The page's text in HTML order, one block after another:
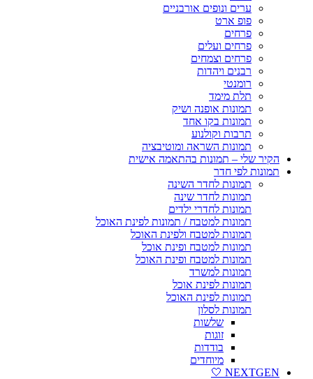
ערים ונופים אורבניים
פופ ארט
פרחים
פרחים ועלים
פרחים וצמחים
רבנים ויהדות
רומנטי
תלת מימד
תמונות אופנה ושיק
תמונות בקו אחד
תרבות וקולנוע
תמונות השראה ומוטיבציה
הקיר שלי – תמונות בהתאמה אישית
תמונות לפי חדר
תמונות לחדר השינה
תמונות לחדר שינה
תמונות לחדרי ילדים
תמונות למטבח / תמונות לפינת האוכל
תמונות למטבח ולפינת האוכל
תמונות למטבח ופינת אוכל
תמונות למטבח ופינת האוכל
תמונות למשרד
תמונות לפינת אוכל
תמונות לפינת האוכל
תמונות לסלון
שלשות
זוגות
בודדות
מיוחדים
NEXTGEN 🤍